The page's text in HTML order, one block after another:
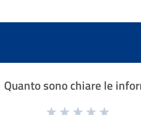
Quanto sono chiare le
Valuta da 1 a 5 stelle la pagina